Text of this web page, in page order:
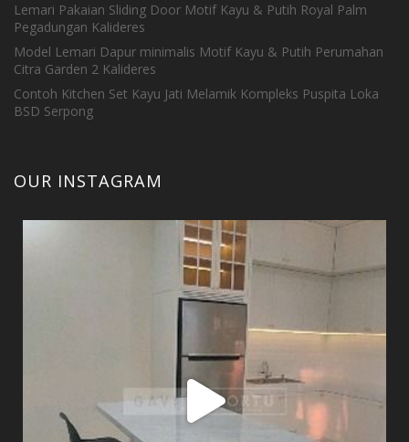
Lemari Pakaian Sliding Door Motif Kayu & Putih Royal Palm
Pegadungan Kalideres
Model Lemari Dapur minimalis Motif Kayu & Putih Perumahan
Citra Garden 2 Kalideres
Contoh Kitchen Set Kayu Jati Melamik Kompleks Puspita Loka
BSD Serpong
OUR INSTAGRAM